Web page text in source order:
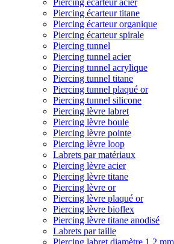
Piercing écarteur acier
Piercing écarteur titane
Piercing écarteur organique
Piercing écarteur spirale
Piercing tunnel
Piercing tunnel acier
Piercing tunnel acrylique
Piercing tunnel titane
Piercing tunnel plaqué or
Piercing tunnel silicone
Piercing lèvre labret
Piercing lèvre boule
Piercing lèvre pointe
Piercing lèvre loop
Labrets par matériaux
Piercing lèvre acier
Piercing lèvre titane
Piercing lèvre or
Piercing lèvre plaqué or
Piercing lèvre bioflex
Piercing lèvre titane anodisé
Labrets par taille
Piercing labret diamètre 1,2 mm